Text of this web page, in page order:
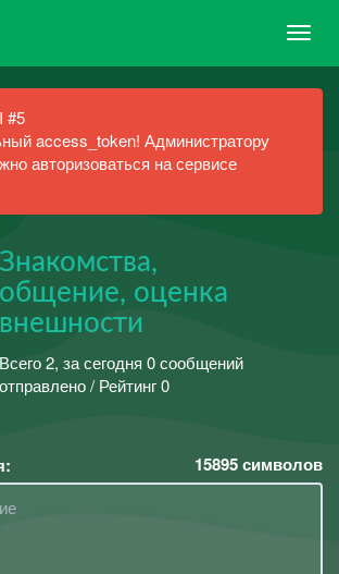
#5
access_token! Администратору
авторизоваться на сервисе
Знакомства,
общение, оценка
внешности
Всего 2, за сегодня 0 сообщений
отправлено / Рейтинг 0
15895символов